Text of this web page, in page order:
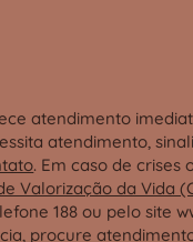
atendimento
atendimento,
. Em caso de crises
Valorização da Vida
188 ou pelo site
procure